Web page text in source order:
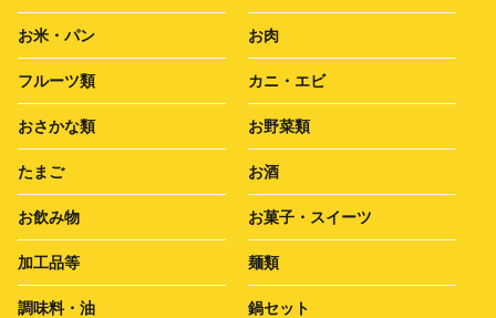
お米・パン お肉
フルーツ類 カニ・エビ
おさかな類 お野菜類
たまご お酒
お飲み物 お菓子・スイーツ
加工品等 麺類
調味料・油 鍋セット